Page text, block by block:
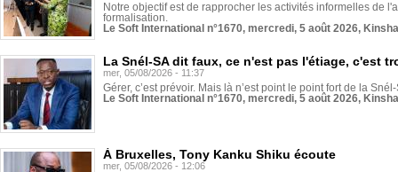
Notre objectif est de rapprocher les activités informelles de
formalisation.
Le Soft International n°1670, mercredi, 5 août 2026,
La Snél-SA dit faux, ce n'est pas l'étiage, c'est
mer, 05/08/2026 - 11:37
Gérer, c’est prévoir. Mais là n’est point le point fort de la
Le Soft International n°1670, mercredi, 5 août 2026,
À Bruxelles, Tony Kanku Shiku écoute
mer, 05/08/2026 - 12:06